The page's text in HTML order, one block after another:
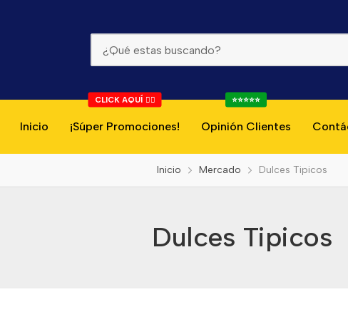
Inicio ¡Súper Promociones!
CLICK AQUÍ 👇🏻
Opinión Clientes
⭐⭐⭐⭐⭐
Inicio Mercado Dulces Tipicos
Dulces Tipicos